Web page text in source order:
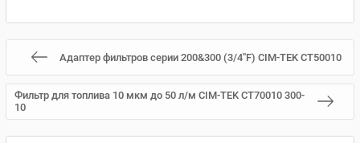
Адаптер фильтров серии 200&300 (3/4''F) CIM-TEK CT50010
Фильтр для топлива 10 мкм до 50 л/м CIM-TEK CT70010 300-
10